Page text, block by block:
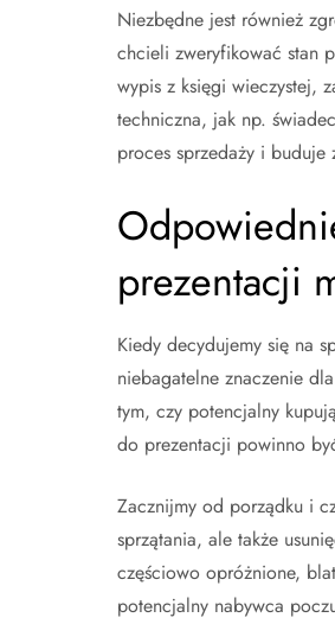
Niezbędne jest również
chcieli zweryfikować stan
wypis z księgi wieczystej,
techniczna, jak np.
proces sprzedaży i
prezentacji
Kiedy decydujemy się na
niebagatelne znaczenie
tym, czy potencjalny
do prezentacji powinno
Zacznijmy od porządku i
sprzątania, ale także
częściowo opróżnione,
potencjalny nabywca